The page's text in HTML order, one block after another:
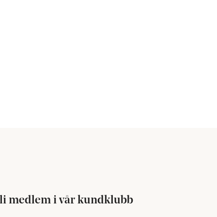
medlem i vår kundklubb